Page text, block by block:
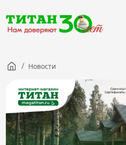
Партнерам
Тендеры
Вакансии
Новости
/ Новости